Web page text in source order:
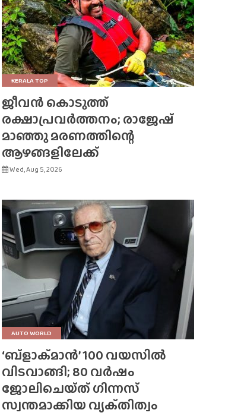
KERALA TOP
ജീവൻ കൊടുത്ത്
രക്ഷാപ്രവർത്തനം; രാജേഷ്
മാഞ്ഞു മരണത്തിന്റെ
ആഴങ്ങളിലേക്ക്
Wed, Aug 5, 2026
AUTO WORLD
‘ബ്‌ളാക്‌മാൻ’ 100 വയസിൽ
വിടവാങ്ങി; 80 വർഷം
ജോലിചെയ്‌ത്‌ ഗിന്നസ്
സ്വന്തമാക്കിയ വ്യക്‌തിത്വം